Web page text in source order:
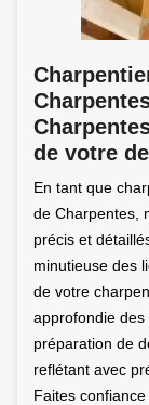
de votre
En tant que
de Charpentes,
précis et
minutieuse des
de votre
approfondie
préparation de
reflétant avec
Faites